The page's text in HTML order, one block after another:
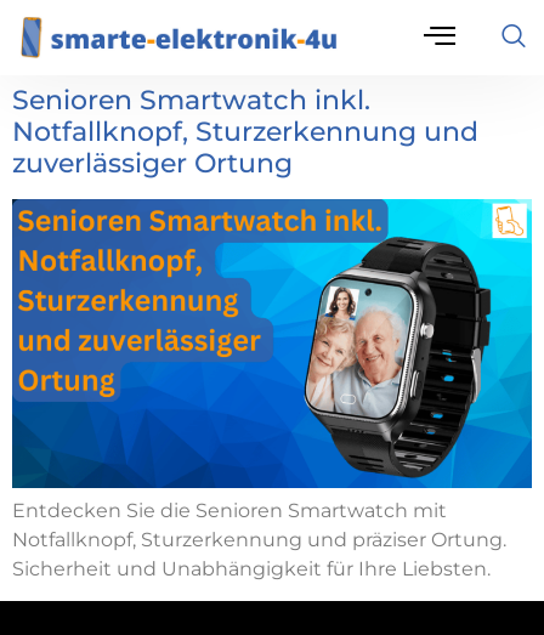
Senioren Smartwatch inkl.
Notfallknopf, Sturzerkennung und
zuverlässiger Ortung
Entdecken Sie die Senioren Smartwatch mit
Notfallknopf, Sturzerkennung und präziser Ortung.
Sicherheit und Unabhängigkeit für Ihre Liebsten.